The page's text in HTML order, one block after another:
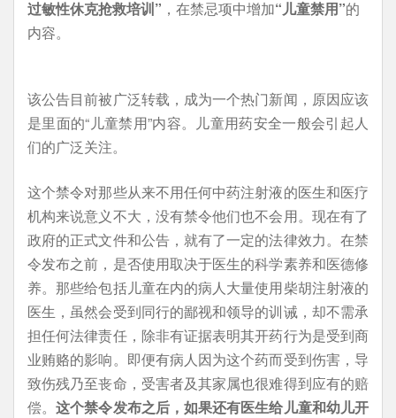
过敏性休克抢救培训” ，在禁忌项中增加“儿童禁用”的
内容。
该公告目前被广泛转载，成为一个热门新闻，原因应该
是里面的“儿童禁用”内容。儿童用药安全一般会引起人
们的广泛关注。
这个禁令对那些从来不用任何中药注射液的医生和医疗
机构来说意义不大，没有禁令他们也不会用。现在有了
政府的正式文件和公告，就有了一定的法律效力。在禁
令发布之前，是否使用取决于医生的科学素养和医德修
养。那些给包括儿童在内的病人大量使用柴胡注射液的
医生，虽然会受到同行的鄙视和领导的训诫，却不需承
担任何法律责任，除非有证据表明其开药行为是受到商
业贿赂的影响。即便有病人因为这个药而受到伤害，导
致伤残乃至丧命，受害者及其家属也很难得到应有的赔
偿。这个禁令发布之后，如果还有医生给儿童和幼儿开